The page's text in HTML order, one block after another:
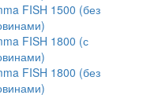
FISH 1500 (без
FISH 1800 (с
FISH 1800 (без